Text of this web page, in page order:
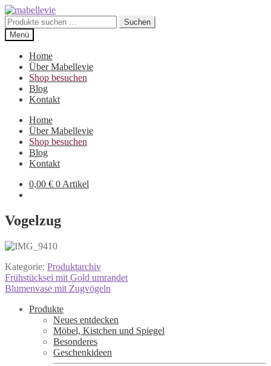
Zur
Navigation
springen
Zum
Inhalt
springen
Suchen
nach:
Suchen
Menü
Home
Über Mabellevie
Shop besuchen
Blog
Kontakt
Home
Über Mabellevie
Shop besuchen
Blog
Kontakt
0,00 € 0 Artikel
Vogelzug
Kategorie: Produktarchiv
Beitragsnavigation
Vorheriger
Beitrag:
Frühstücksei mit Gold umrandet
Nächster
Blumenvase mit Zugvögeln
Produkte
Neues entdecken
Möbel, Kistchen und Spiegel
Besonderes
Geschenkideen